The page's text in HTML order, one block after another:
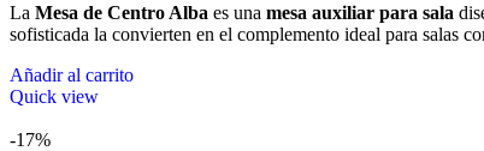
La Mesa de Centro Alba es una mesa auxiliar para sala
sofisticada la convierten en el complemento ideal para salas
Añadir al carrito
Quick view
-17%